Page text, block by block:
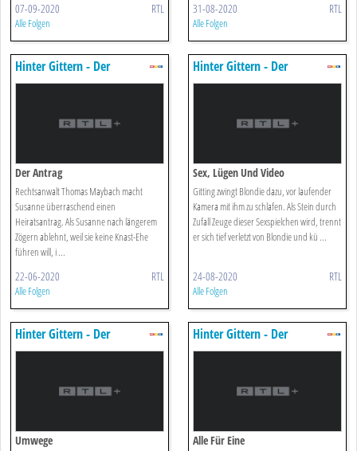
07-09-2020 RTL
Alle Folgen
31-08-2020 RTL
Alle Folgen
Hinter Gittern - Der
Frauenknast
Der Antrag
Rechtsanwalt Thomas Maybach macht
Susanne überraschend einen
Heiratsantrag. Als Susanne nach längerem
Zögern ablehnt, weil sie keine Knast-Ehe
führen will, i ...
22-06-2020 RTL
Alle Folgen
Hinter Gittern - Der
Frauenknast
Sex, Lügen Und Video
Gitting zwingt Blondie dazu, vor laufender
Kamera mit ihm zu schlafen. Als Stein durch
Zufall Zeuge dieser Sexspielchen wird, trennt
er sich tief verletzt von Blondie und kü ...
24-08-2020 RTL
Alle Folgen
Hinter Gittern - Der
Frauenknast
Umwege
Hinter Gittern - Der
Frauenknast
Alle Für Eine